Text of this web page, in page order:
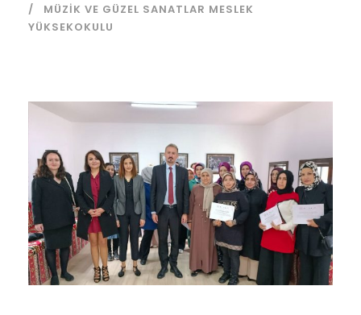
MÜZIK VE GÜZEL SANATLAR MESLEK
YÜKSEKOKULU